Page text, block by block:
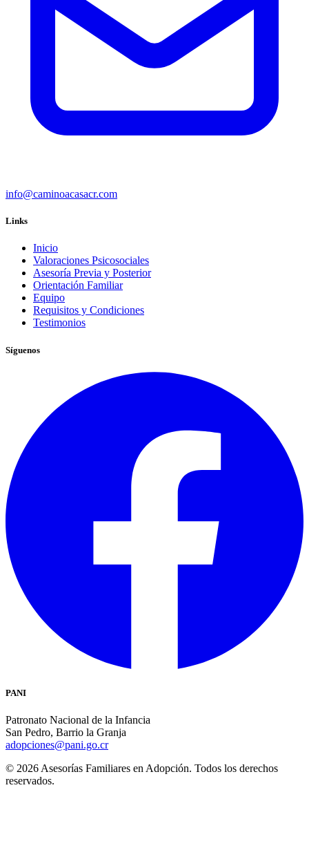
info@caminoacasacr.com
Links
Inicio
Valoraciones Psicosociales
Asesoría Previa y Posterior
Orientación Familiar
Equipo
Requisitos y Condiciones
Testimonios
Síguenos
PANI
Patronato Nacional de la Infancia
San Pedro, Barrio la Granja
adopciones@pani.go.cr
© 2026 Asesorías Familiares en Adopción. Todos los derechos
reservados.